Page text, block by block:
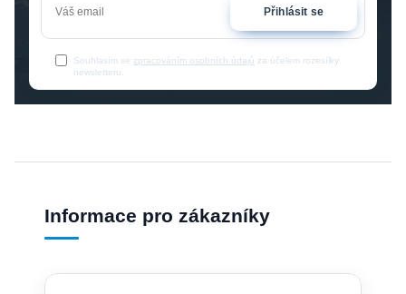
Přihlásit se
Souhlasím se zpracováním osobních údajů za účelem rozesílky
newsletteru.
Informace pro zákazníky